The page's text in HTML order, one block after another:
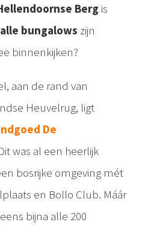
Berg is
bungalows zijn
binnenkijken?
aan de rand van
Heuvelrug, ligt
De
was al een heerlijk
bosrijke omgeving mét
en Bollo Club. Máár
bijna alle 200